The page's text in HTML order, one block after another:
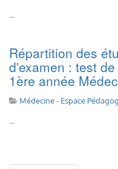
Répartition des
d'examen : test
1ère année
Médecine - Espace